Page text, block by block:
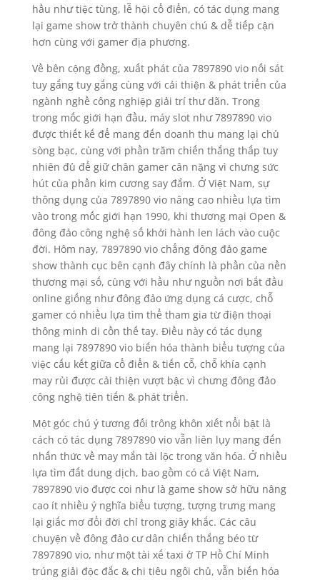
hầu như tiệc tùng, lễ hội cổ điển, có tác dụng mang
lại game show trở thành chuyên chú & dễ tiếp cận
hơn cùng với gamer địa phương.
Về bên cộng đồng, xuất phát của 7897890 vio nối sát
tuy gắng tuy gắng cùng với cải thiện & phát triển của
ngành nghề công nghiệp giải trí thư dãn. Trong
trong mốc giới hạn đầu, máy slot như 7897890 vio
được thiết kế để mang đến doanh thu mang lại chủ
sòng bạc, cùng với phần trăm chiến thắng thấp tuy
nhiên đủ để giữ chân gamer cân nặng vì chưng sức
hút của phần kim cương say đắm. Ở Việt Nam, sự
thông dụng của 7897890 vio nâng cao nhiều lựa tìm
vào trong mốc giới hạn 1990, khi thương mại Open &
đông đảo công nghệ số khởi hành len lách vào cuộc
đời. Hôm nay, 7897890 vio chẳng đông đảo game
show thành cục bên cạnh đây chính là phần của nền
thương mại số, cùng với hầu như nguồn nơi bắt đầu
online giống như đông đảo ứng dụng cá cược, chỗ
gamer có nhiều lựa tìm thể tham gia từ điện thoại
thông minh di cồn thế tay. Điều này có tác dụng
mang lại 7897890 vio biến hóa thành biểu tượng của
việc cấu kết giữa cổ điển & tiến cỗ, chỗ khía cạnh
may rủi được cải thiện vượt bậc vì chưng đông đảo
công nghệ tiên tiến & phát triển.
Một góc chú ý tương đối trông khôn xiết nổi bật là
cách có tác dụng 7897890 vio vẫn liên lụy mang đến
nhấn thức về may mắn tài lộc trong văn hóa. Ở nhiều
lựa tìm đất dung dịch, bao gồm có cả Việt Nam,
7897890 vio được coi như là game show sở hữu nâng
cao ít nhiều ý nghĩa biểu tượng, tượng trưng mang
lại giấc mơ đổi đời chỉ trong giây khắc. Các câu
chuyện về đông đảo cư dân chiến thắng béo từ
7897890 vio, như một tài xế taxi ở TP Hồ Chí Minh
trúng giải độc đắc & chi tiêu ngôi chủ, vẫn biến hóa